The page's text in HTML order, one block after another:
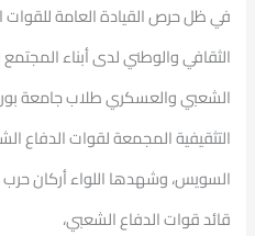
في ظل حرص القيادة العامة
الثقافيوالوطني لدى أبناء
الشعبي والعسكري طلاب جامعة
التثقيفية المجمعة لقوات الدفاع
السويس، وشهدها اللواء أركان حرب
قائد قوات الدفاع الشعبي،